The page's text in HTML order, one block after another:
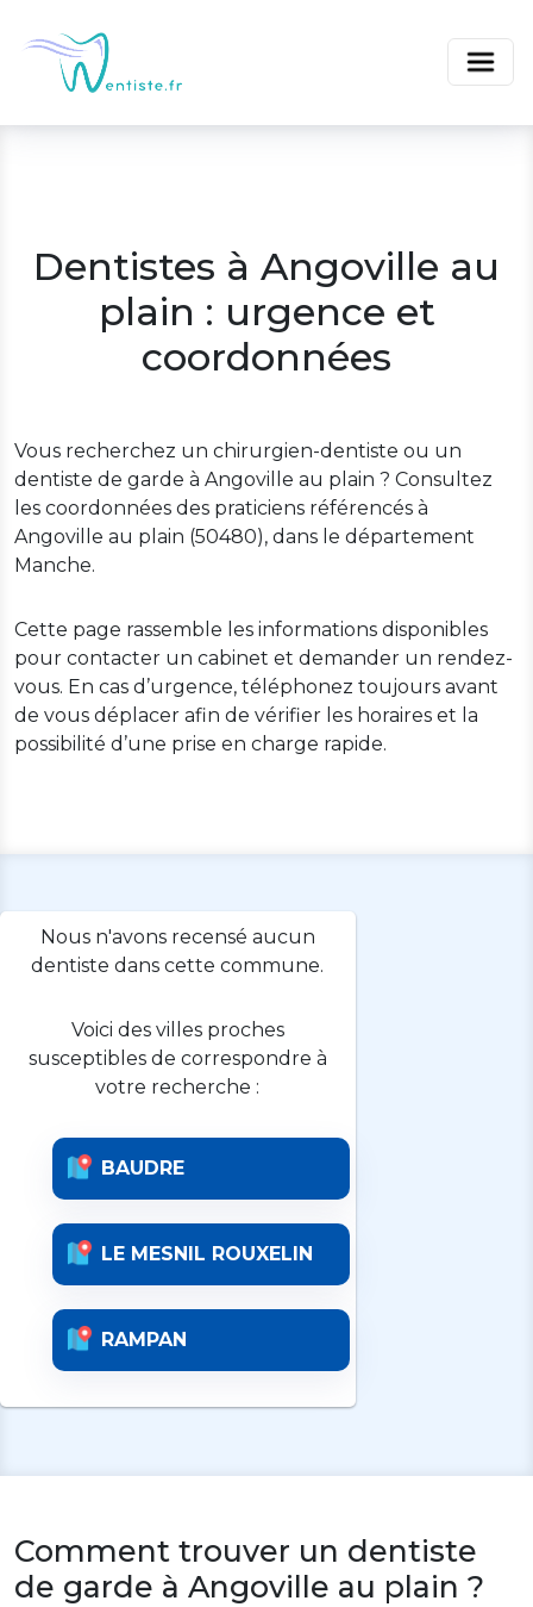
Dentistes à Angoville au
plain : urgence et
coordonnées
Vous recherchez un chirurgien-dentiste ou un
dentiste de garde à Angoville au plain ? Consultez
les coordonnées des praticiens référencés à
Angoville au plain (50480), dans le département
Manche.
Cette page rassemble les informations disponibles
pour contacter un cabinet et demander un rendez-
vous. En cas d’urgence, téléphonez toujours avant
de vous déplacer afin de vérifier les horaires et la
possibilité d’une prise en charge rapide.
Nous n'avons recensé aucun
dentiste dans cette commune.
Voici des villes proches
susceptibles de correspondre à
votre recherche :
BAUDRE
LE MESNIL ROUXELIN
RAMPAN
Comment trouver un dentiste
de garde à Angoville au plain ?